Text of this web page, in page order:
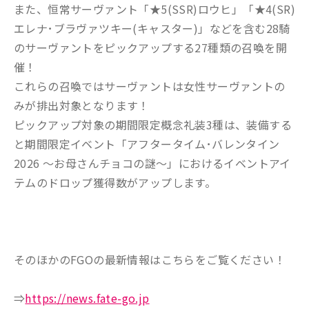
また、恒常サーヴァント「★5(SSR)ロウヒ」「★4(SR)
エレナ･ブラヴァツキー(キャスター)」などを含む28騎
のサーヴァントをピックアップする27種類の召喚を開
催！
これらの召喚ではサーヴァントは女性サーヴァントの
みが排出対象となります！
ピックアップ対象の期間限定概念礼装3種は、装備する
と期間限定イベント「アフタータイム･バレンタイン
2026 ～お母さんチョコの謎～」におけるイベントアイ
テムのドロップ獲得数がアップします。
そのほかのFGOの最新情報はこちらをご覧ください！
⇒https://news.fate-go.jp